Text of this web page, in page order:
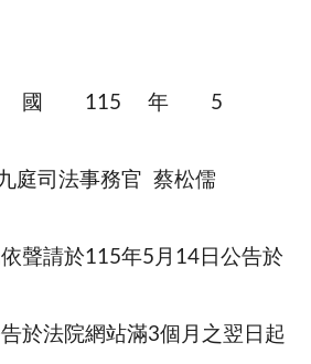
國 115 年 5
法事務官 蔡松儒
聲請於115年5月14日公告於
於法院網站滿3個月之翌日起